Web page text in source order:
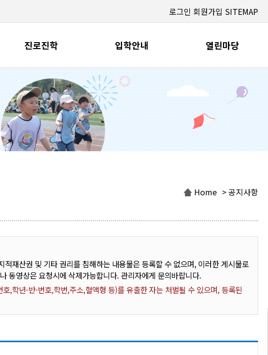
로그인 회원가입 SITEMAP
진로진학 입학안내 열린마당
Home > 공지사항
재산권 및 기타 권리를 침해하는 내용물은 등록할 수 없으며, 이러한 게시물로
동영상은 요청시에 삭제가능합니다. 관리자에게 문의바랍니다.
,학년-반-번호,학번,주소,혈액형 등)를 유출한 자는 처벌될 수 있으며, 등록된